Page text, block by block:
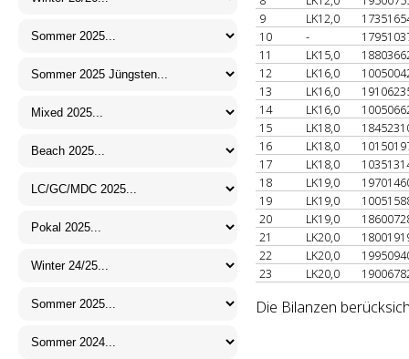
9
LK12,0
10
-
11
LK15,0
12
LK16,0
13
LK16,0
14
LK16,0
15
LK18,0
16
LK18,0
17
LK18,0
18
LK19,0
19
LK19,0
20
LK19,0
21
LK20,0
22
LK20,0
23
LK20,0
Die Bilanzen